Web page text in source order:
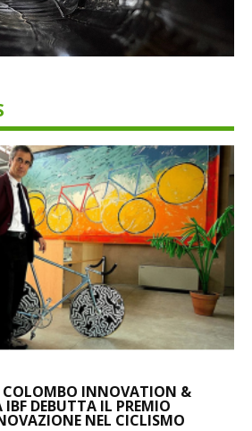
INNOVATION &
IBF DEBUTTA IL PREMIO
NEL CICLISMO